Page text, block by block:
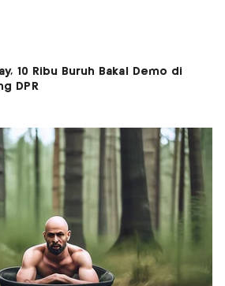
10 Ribu Buruh Bakal Demo di
DPR